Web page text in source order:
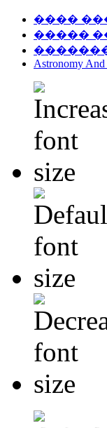
����
�����
Astronomy And